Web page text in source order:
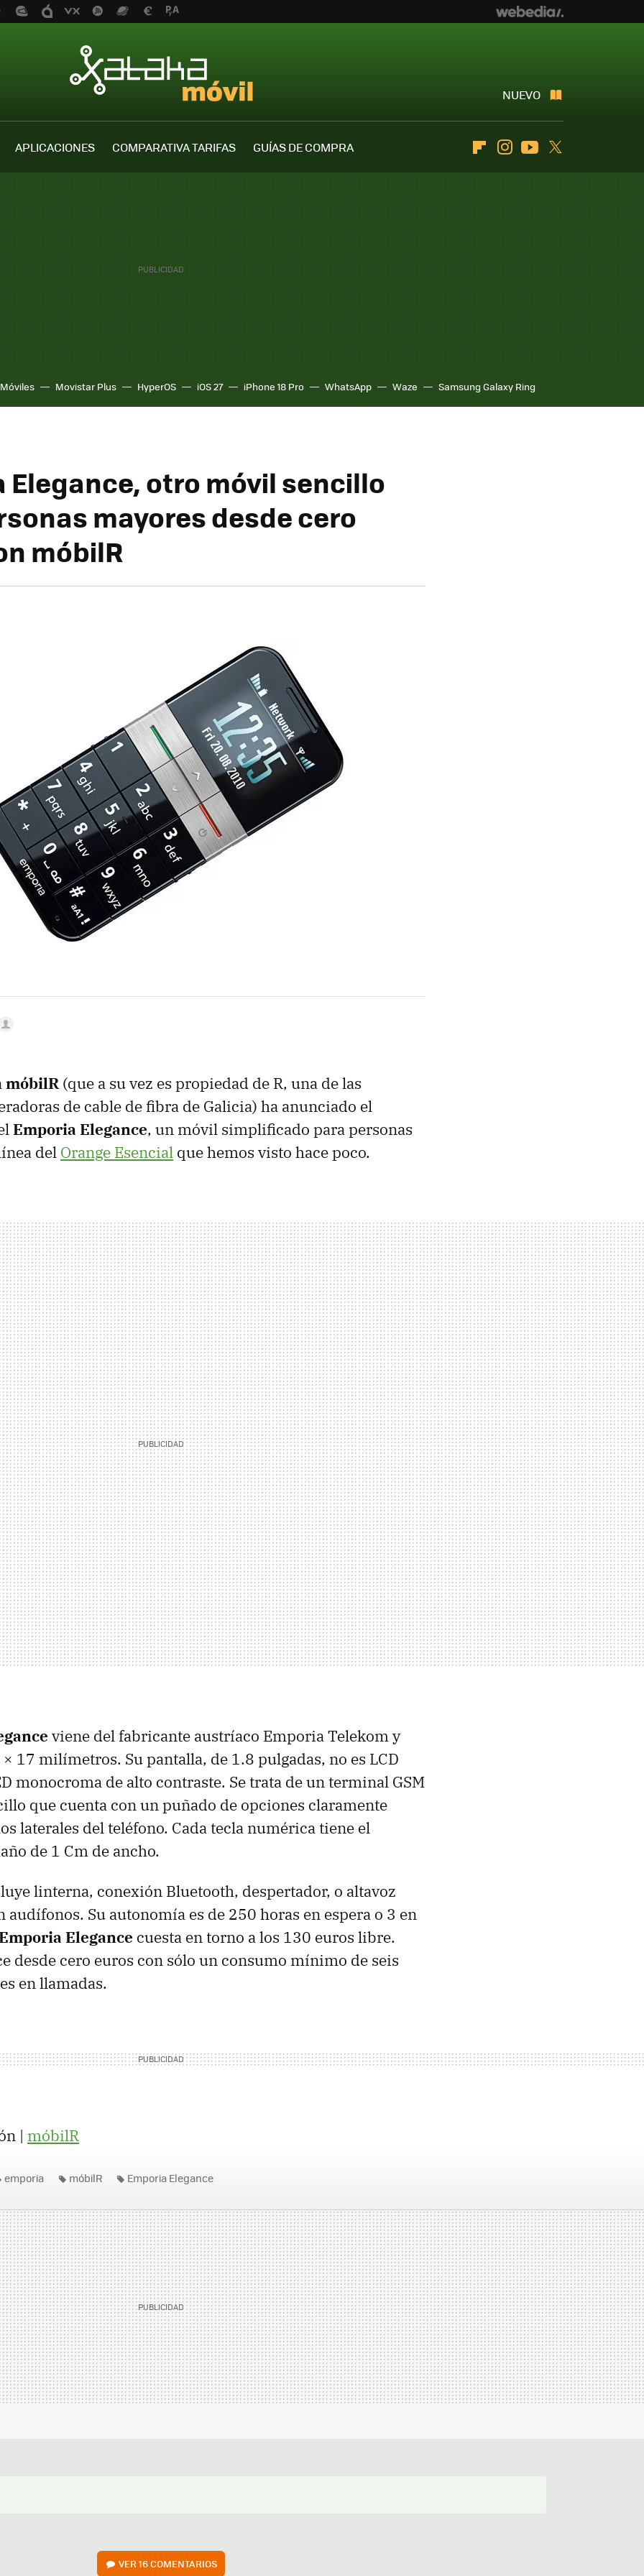
NUEVO
APLICACIONES COMPARATIVA TARIFAS GUÍAS DE COMPRA FlipboardInstagramYoutube
Móviles Movistar Plus HyperOS iOS 27 iPhone 18 Pro WhatsApp Waze Samsung Galaxy Ring
Elegance, otro móvil sencillo
mayores desde cero
móbilR
móbilR(que a su vez es propiedad de R, una de las
de cable de fibra de Galicia) ha anunciado el
Emporia Elegance, un móvil simplificado para personas
del Orange Esencial que hemos visto hace poco.
viene del fabricante austríaco Emporia Telekom y
17 milímetros. Su pantalla, de 1.8 pulgadas, no es LCD
monocroma de alto contraste. Se trata de un terminal GSM
que cuenta con un puñado de opciones claramente
laterales del teléfono. Cada tecla numérica tiene el
de 1 Cm de ancho.
linterna, conexión Bluetooth, despertador, o altavoz
Su autonomía es de 250 horas en espera o 3 en
Elegance cuesta en torno a los 130 euros libre.
desde cero euros con sólo un consumo mínimo de seis
en llamadas.
| móbilR
emporia móbilR Emporia Elegance
VER16 COMENTARIOS